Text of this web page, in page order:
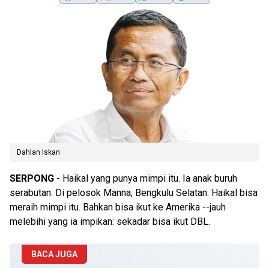
Dahlan Iskan
SERPONG - Haikal yang punya mimpi itu. Ia anak buruh
serabutan. Di pelosok Manna, Bengkulu Selatan. Haikal bisa
meraih mimpi itu. Bahkan bisa ikut ke Amerika --jauh
melebihi yang ia impikan: sekadar bisa ikut DBL.
BACA JUGA